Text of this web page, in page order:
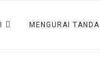
MENGURAI TANDA